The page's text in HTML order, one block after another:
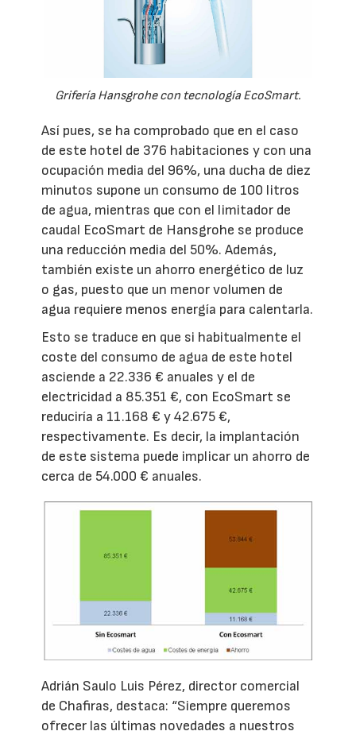
Grifería Hansgrohe con tecnología EcoSmart.
Así pues, se ha comprobado que en el caso
de este hotel de 376 habitaciones y con una
ocupación media del 96%, una ducha de diez
minutos supone un consumo de 100 litros
de agua, mientras que con el limitador de
caudal EcoSmart de Hansgrohe se produce
una reducción media del 50%. Además,
también existe un ahorro energético de luz
o gas, puesto que un menor volumen de
agua requiere menos energía para calentarla.
Esto se traduce en que si habitualmente el
coste del consumo de agua de este hotel
asciende a 22.336 € anuales y el de
electricidad a 85.351 €, con EcoSmart se
reduciría a 11.168 € y 42.675 €,
respectivamente. Es decir, la implantación
de este sistema puede implicar un ahorro de
cerca de 54.000 € anuales.
Adrián Saulo Luis Pérez, director comercial
de Chafiras, destaca: “Siempre queremos
ofrecer las últimas novedades a nuestros